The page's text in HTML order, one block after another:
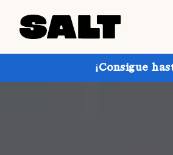
¡Consigue